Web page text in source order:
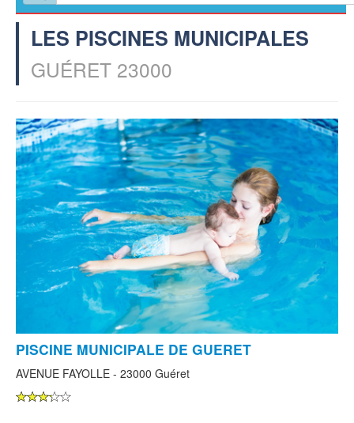
LES PISCINES MUNICIPALES
GUÉRET 23000
PISCINE MUNICIPALE DE GUERET
AVENUE FAYOLLE - 23000 Guéret